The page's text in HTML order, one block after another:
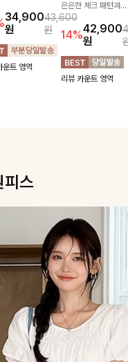
, 답답함 없
카라 디자인
선을 더욱 시
연출해드립니
34,900
원
43,600
원
운트 영역
은은한 체크 패턴과
허리 스트링 디테일이
어우러진 투피스 세트
입니다. 여유로운 상
의와 풍성하게 퍼지는
롱스커트가 자연스러
운 체형 커버는 물론,
14%42,900
원
리뷰 카운트 영역
스